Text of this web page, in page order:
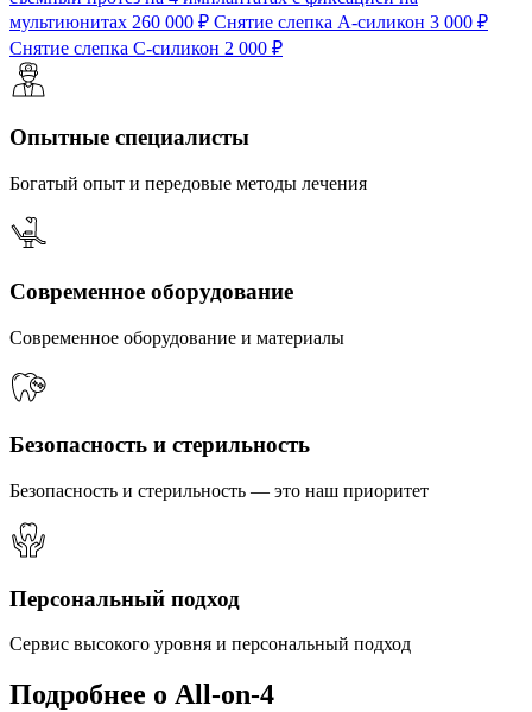
мультиюнитах 260 000 ₽ Снятие слепка А-силикон 3 000 ₽
Снятие слепка С-силикон 2 000 ₽
Опытные специалисты
Богатый опыт и передовые методы лечения
Современное оборудование
Современное оборудование и материалы
Безопасность и стерильность
Безопасность и стерильность — это наш приоритет
Персональный подход
Сервис высокого уровня и персональный подход
Подробнее о All-on-4